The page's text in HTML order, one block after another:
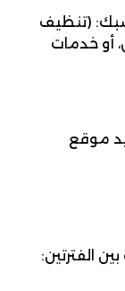
(تنظيف
أو خدمات
موقع
الفترتين: